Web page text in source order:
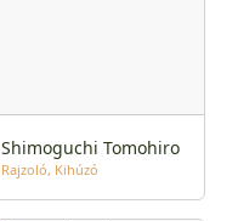
Shimoguchi Tomohiro
Rajzoló Kihúzó